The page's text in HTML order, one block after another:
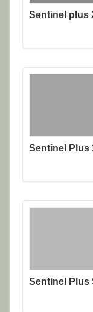
Sentinel plus
Sentinel Plus
Sentinel Plus